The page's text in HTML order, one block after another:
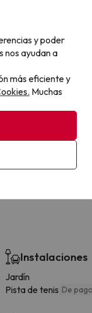
Instalaciones
Jardín
Pista de tenis De pago
y poder
nos ayudan a
más eficiente y
Muchas